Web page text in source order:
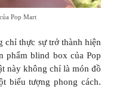
Pop Mart
chỉ thực sự trở thành hiện
phẩm blind box của Pop
này không chỉ là món đồ
biểu tượng phong cách.